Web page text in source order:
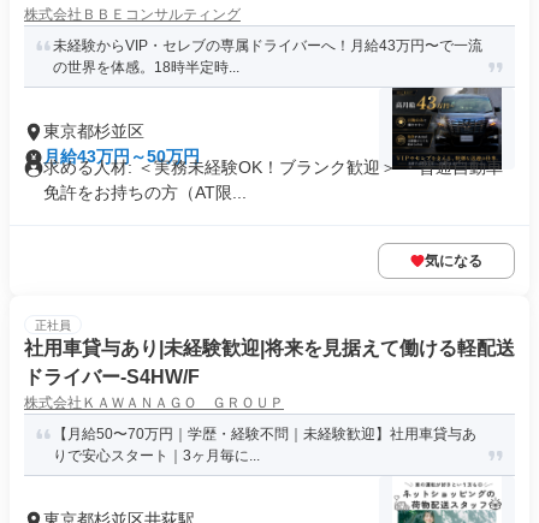
株式会社ＢＢＥコンサルティング
未経験からVIP・セレブの専属ドライバーへ！月給43万円〜で一流
の世界を体感。18時半定時...
東京都杉並区
月給43万円～50万円
求める人材: ＜実務未経験OK！ブランク歓迎＞ ・普通自動車
免許をお持ちの方（AT限...
気になる
正社員
社用車貸与あり|未経験歓迎|将来を見据えて働ける軽配送
ドライバー-S4HW/F
株式会社ＫＡＷＡＮＡＧＯ ＧＲＯＵＰ
【月給50〜70万円｜学歴・経験不問｜未経験歓迎】社用車貸与あ
りで安心スタート｜3ヶ月毎に...